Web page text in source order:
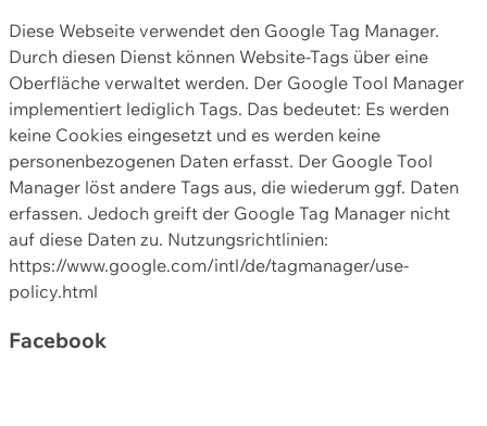
Diese Webseite verwendet den Google Tag Manager.
Durch diesen Dienst können Website-Tags über eine
Oberfläche verwaltet werden. Der Google Tool Manager
implementiert lediglich Tags. Das bedeutet: Es werden
keine Cookies eingesetzt und es werden keine
personenbezogenen Daten erfasst. Der Google Tool
Manager löst andere Tags aus, die wiederum ggf. Daten
erfassen. Jedoch greift der Google Tag Manager nicht
auf diese Daten zu. Nutzungsrichtlinien:
https://www.google.com/intl/de/tagmanager/use-
policy.html
Facebook